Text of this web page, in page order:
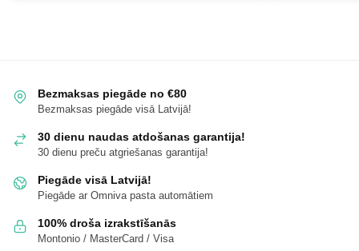
Bezmaksas piegāde no €80
Bezmaksas piegāde visā Latvijā!
30 dienu naudas atdošanas garantija!
30 dienu preču atgriešanas garantija!
Piegāde visā Latvijā!
Piegāde ar Omniva pasta automātiem
100% droša izrakstīšanās
Montonio / MasterCard / Visa